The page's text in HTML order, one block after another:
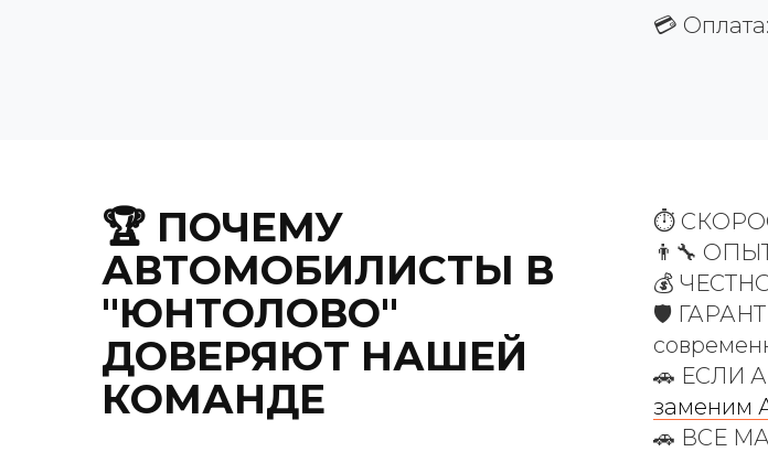
💳
🏆 ПОЧЕМУ
АВТОМОБИЛИСТЫ В
"ЮНТОЛОВО"
ДОВЕРЯЮТ НАШЕЙ
КОМАНДЕ
⏱️
👨‍🔧
💰
🛡️
🚗 ЕСЛИ
заменим
🚗 ВСЕ